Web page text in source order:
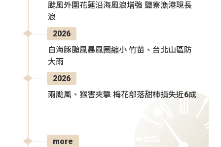
颱風外圍花蓮沿海風浪增強 鹽寮漁港現長
浪
2026
白海豚颱風暴風圈縮小 竹苗、台北山區防
大雨
2026
兩颱風、猴害夾擊 梅花部落甜柿損失近6成
more